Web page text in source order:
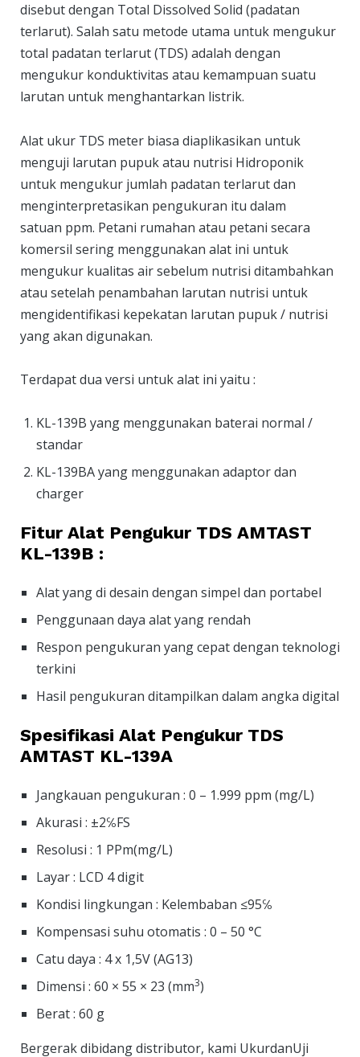
disebut dengan Total Dissolved Solid (padatan
terlarut). Salah satu metode utama untuk mengukur
total padatan terlarut (TDS) adalah dengan
mengukur konduktivitas atau kemampuan suatu
larutan untuk menghantarkan listrik.
Alat ukur TDS meter biasa diaplikasikan untuk
menguji larutan pupuk atau nutrisi Hidroponik
untuk mengukur jumlah padatan terlarut dan
menginterpretasikan pengukuran itu dalam
satuan ppm. Petani rumahan atau petani secara
komersil sering menggunakan alat ini untuk
mengukur kualitas air sebelum nutrisi ditambahkan
atau setelah penambahan larutan nutrisi untuk
mengidentifikasi kepekatan larutan pupuk / nutrisi
yang akan digunakan.
Terdapat dua versi untuk alat ini yaitu :
KL-139B yang menggunakan baterai normal /
standar
KL-139BA yang menggunakan adaptor dan
charger
Fitur Alat Pengukur TDS AMTAST
KL-139B :
Alat yang di desain dengan simpel dan portabel
Penggunaan daya alat yang rendah
Respon pengukuran yang cepat dengan teknologi
terkini
Hasil pengukuran ditampilkan dalam angka digital
Spesifikasi Alat Pengukur TDS
AMTAST KL-139A
Jangkauan pengukuran : 0 – 1.999 ppm (mg/L)
Akurasi : ±2℅FS
Resolusi : 1 PPm(mg/L)
Layar : LCD 4 digit
Kondisi lingkungan : Kelembaban ≤95℅
Kompensasi suhu otomatis : 0 – 50 °C
Catu daya : 4 x 1,5V (AG13)
Dimensi : 60 × 55 × 23 (mm3)
Berat : 60 g
Bergerak dibidang distributor, kami UkurdanUji